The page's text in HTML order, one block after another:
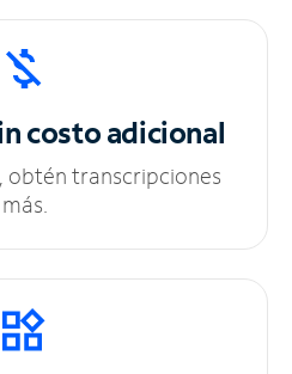
costo adicional
obtén transcripciones